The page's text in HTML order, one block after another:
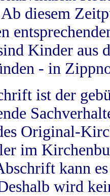
diesem
Kinder aus
- in
ist der
Original-
im
kann
wird